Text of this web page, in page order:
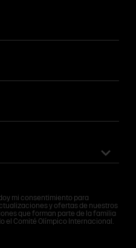
mi consentimiento para
y ofertas de nuestros
que forman parte de la familia
el Comité Olímpico Internacional.